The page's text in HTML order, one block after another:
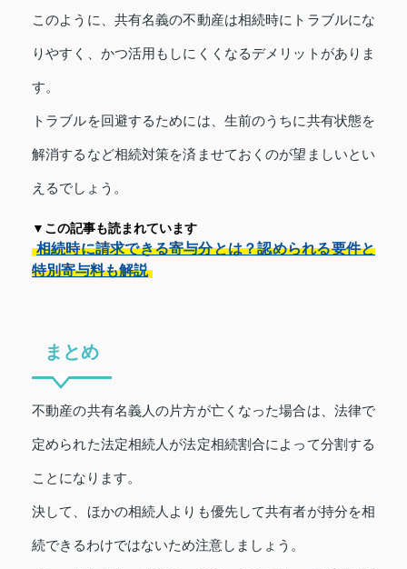
このように、共有名義の不動産は相続時にトラブルにな
りやすく、かつ活用もしにくくなるデメリットがありま
す。
トラブルを回避するためには、生前のうちに共有状態を
解消するなど相続対策を済ませておくのが望ましいとい
えるでしょう。
▼この記事も読まれています
相続時に請求できる寄与分とは？認められる要件と
特別寄与料も解説
まとめ
不動産の共有名義人の片方が亡くなった場合は、法律で
定められた法定相続人が法定相続割合によって分割する
ことになります。
決して、ほかの相続人よりも優先して共有者が持分を相
続できるわけではないため注意しましょう。